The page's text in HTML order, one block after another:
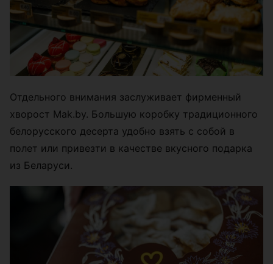
Отдельного внимания заслуживает фирменный
хворост Mak.by. Большую коробку традиционного
белорусского десерта удобно взять с собой в
полет или привезти в качестве вкусного подарка
из Беларуси.